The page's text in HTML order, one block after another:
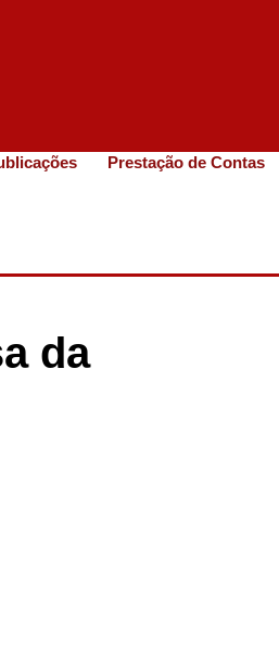
Prestação de Contas
da